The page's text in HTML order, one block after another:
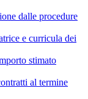
dalle procedure
e curricula dei
stimato
al termine